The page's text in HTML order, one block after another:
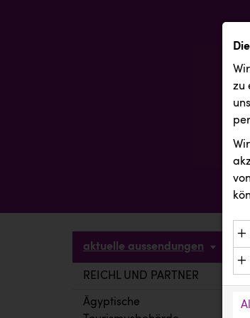
aktuelle aussendungen
REICHL UND PARTNER
Ägyptische
zu